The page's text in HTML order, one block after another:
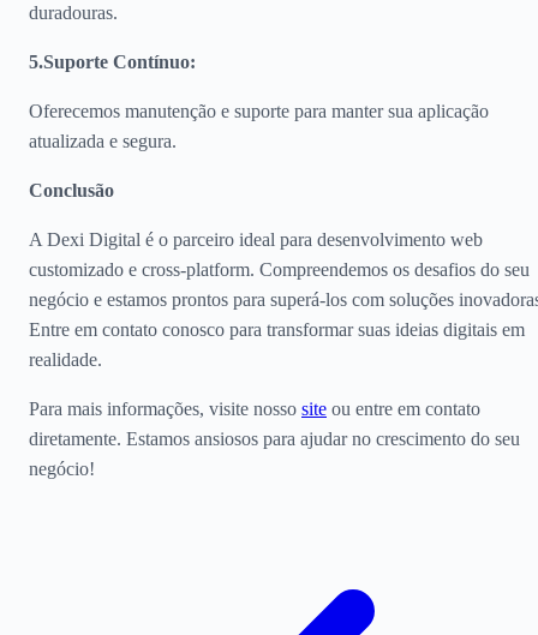
duradouras.
5.Suporte Contínuo:
Oferecemos manutenção e suporte para manter sua aplicação
atualizada e segura.
Conclusão
A Dexi Digital é o parceiro ideal para desenvolvimento web
customizado e cross-platform. Compreendemos os desafios do seu
negócio e estamos prontos para superá-los com soluções
Entre em contato conosco para transformar suas ideias digitais em
realidade.
Para mais informações, visite nosso site ou entre em contato
diretamente. Estamos ansiosos para ajudar no crescimento do seu
negócio!